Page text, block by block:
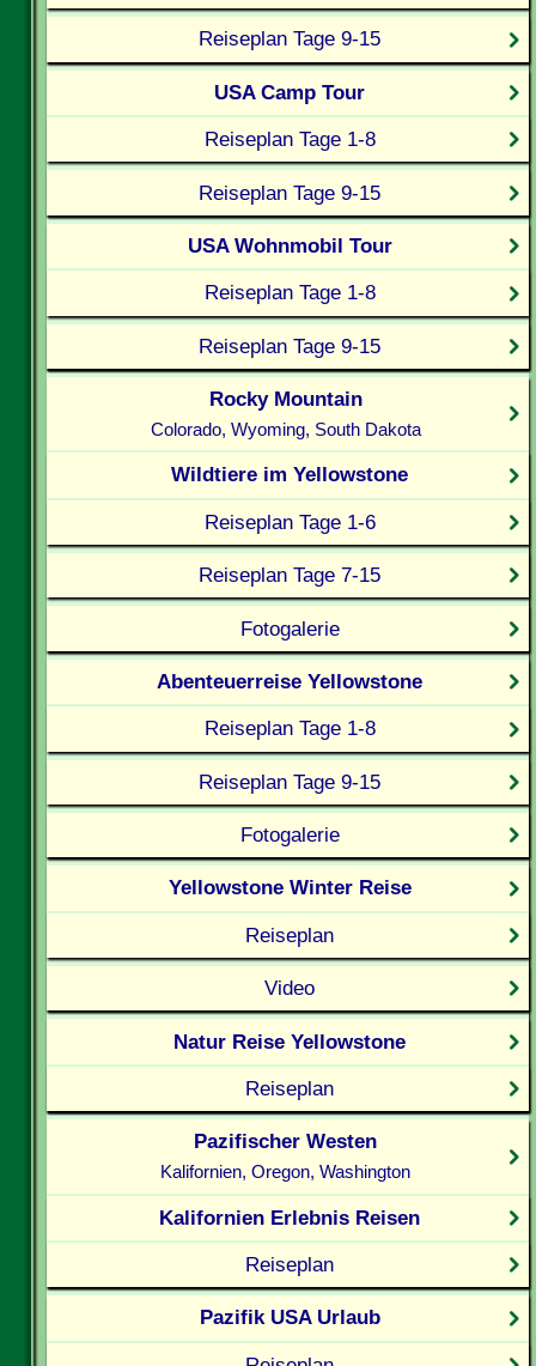
Reiseplan Tage 9-15
USA Camp Tour
Reiseplan Tage 1-8
Reiseplan Tage 9-15
USA Wohnmobil Tour
Reiseplan Tage 1-8
Reiseplan Tage 9-15
Rocky Mountain
Colorado, Wyoming, South Dakota
Wildtiere im Yellowstone
Reiseplan Tage 1-6
Reiseplan Tage 7-15
Fotogalerie
Abenteuerreise Yellowstone
Reiseplan Tage 1-8
Reiseplan Tage 9-15
Fotogalerie
Yellowstone Winter Reise
Reiseplan
Video
Natur Reise Yellowstone
Reiseplan
Pazifischer Westen
Kalifornien, Oregon, Washington
Kalifornien Erlebnis Reisen
Reiseplan
Pazifik USA Urlaub